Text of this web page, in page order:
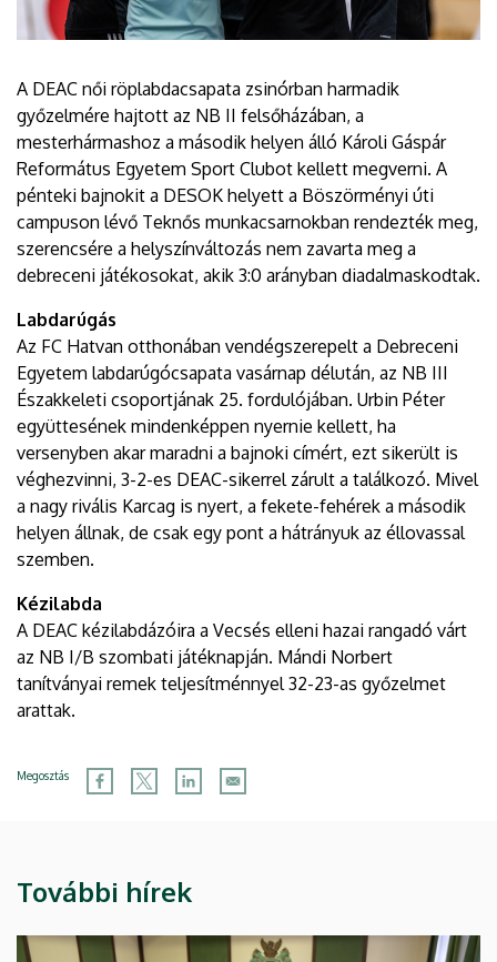
A DEAC női röplabdacsapata zsinórban harmadik
győzelmére hajtott az NB II felsőházában, a
mesterhármashoz a második helyen álló Károli Gáspár
Református Egyetem Sport Clubot kellett megverni. A
pénteki bajnokit a DESOK helyett a Böszörményi úti
campuson lévő Teknős munkacsarnokban rendezték meg,
szerencsére a helyszínváltozás nem zavarta meg a
debreceni játékosokat, akik 3:0 arányban diadalmaskodtak.
Labdarúgás
Az FC Hatvan otthonában vendégszerepelt a Debreceni
Egyetem labdarúgócsapata vasárnap délután, az NB III
Északkeleti csoportjának 25. fordulójában. Urbin Péter
együttesének mindenképpen nyernie kellett, ha
versenyben akar maradni a bajnoki címért, ezt sikerült is
véghezvinni, 3-2-es DEAC-sikerrel zárult a találkozó. Mivel
a nagy rivális Karcag is nyert, a fekete-fehérek a második
helyen állnak, de csak egy pont a hátrányuk az éllovassal
szemben.
Kézilabda
A DEAC kézilabdázóira a Vecsés elleni hazai rangadó várt
az NB I/B szombati játéknapján. Mándi Norbert
tanítványai remek teljesítménnyel 32-23-as győzelmet
arattak.
Megosztás
További hírek